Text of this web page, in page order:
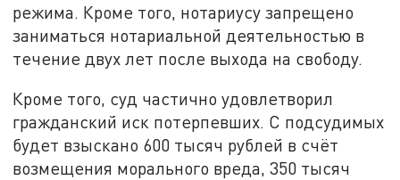
режима. Кроме того, нотариусу запрещено
заниматься нотариальной деятельностью в
течение двух лет после выхода на свободу.
Кроме того, суд частично удовлетворил
гражданский иск потерпевших. С подсудимых
будет взыскано 600 тысяч рублей в счёт
возмещения морального вреда, 350 тысяч